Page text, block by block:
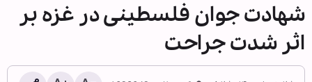
شهادت جوان فلسطینی در غزه بر
اثر شدت جراحت